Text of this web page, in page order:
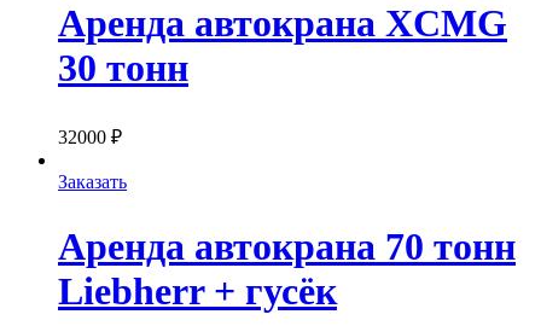
Аренда автокрана XCMG
30 тонн
32000 ₽
Заказать
Аренда автокрана 70 тонн
Liebherr + гусёк